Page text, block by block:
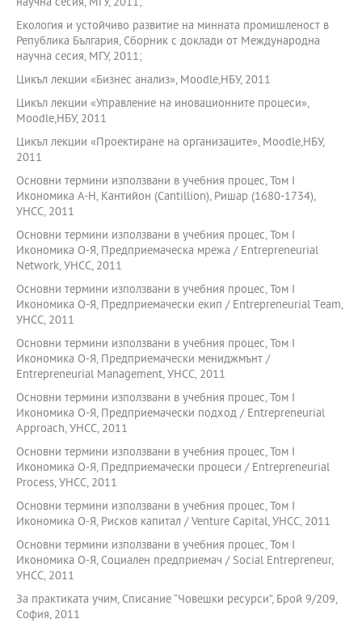
Екология и устойчиво развитие на минната промишленост в
Република България, Сборник с доклади от Международна
научна сесия, МГУ, 2011;
Цикъл лекции «Бизнес анализ», Moodle,НБУ, 2011
Цикъл лекции «Управление на иновационните процеси»,
Moodle,НБУ, 2011
Цикъл лекции «Проектиране на организаците», Moodle,НБУ,
2011
Основни термини използвани в учебния процес, Том I
Икономика А-Н, Кантийон (Cantillion), Ришар (1680-1734),
УНСС, 2011
Основни термини използвани в учебния процес, Том I
Икономика О-Я, Предприемаческа мрежа / Entrepreneurial
Network, УНСС, 2011
Основни термини използвани в учебния процес, Том I
Икономика О-Я, Предприемачески екип / Entrepreneurial Тeam,
УНСС, 2011
Основни термини използвани в учебния процес, Том I
Икономика О-Я, Предприемачески мениджмънт /
Entrepreneurial Мanagement, УНСС, 2011
Основни термини използвани в учебния процес, Том I
Икономика О-Я, Предприемачески подход / Entrepreneurial
Аpproach, УНСС, 2011
Основни термини използвани в учебния процес, Том I
Икономика О-Я, Предприемачески процеси / Entrepreneurial
Рrocess, УНСС, 2011
Основни термини използвани в учебния процес, Том I
Икономика О-Я, Рисков капитал / Venture Сapital, УНСС, 2011
Основни термини използвани в учебния процес, Том I
Икономика О-Я, Социален предприемач / Social Еntrepreneur,
УНСС, 2011
За практиката учим, Списание “Човешки ресурси”, Брой 9/209,
София, 2011